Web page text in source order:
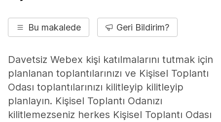
Bu makalede Geri Bildirim?
Davetsiz Webex kişi katılmalarını tutmak için
planlanan toplantılarınızı ve Kişisel Toplantı
Odası toplantılarınızı kilitleyip kilitleyip
planlayın. Kişisel Toplantı Odanızı
kilitlemezseniz herkes Kişisel Toplantı Odası